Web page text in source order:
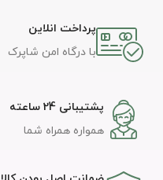
پرداخت انلاین
با درگاه امن شاپرک
پشتیبانی 24 ساعته
همواره همراه شما